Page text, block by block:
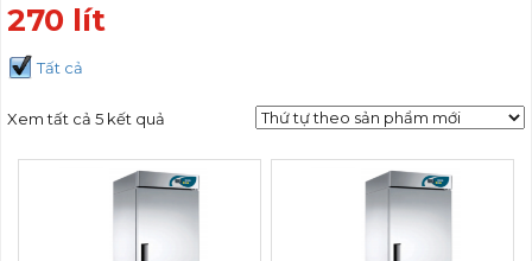
270 lít
Tất cả
Xem tất cả 5 kết quả